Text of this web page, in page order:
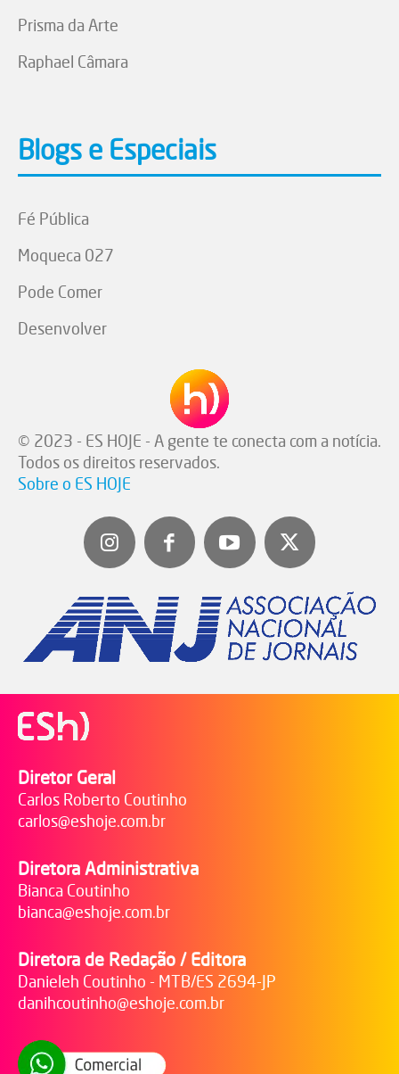
Prisma da Arte
Raphael Câmara
Blogs e Especiais
Fé Pública
Moqueca 027
Pode Comer
Desenvolver
© 2023 - ES HOJE - A gente te conecta com a notícia.
Todos os direitos reservados.
Sobre o ES HOJE
Diretor Geral
Carlos Roberto Coutinho
carlos@eshoje.com.br
Diretora Administrativa
Bianca Coutinho
bianca@eshoje.com.br
Diretora de Redação / Editora
Danieleh Coutinho - MTB/ES 2694-JP
danihcoutinho@eshoje.com.br